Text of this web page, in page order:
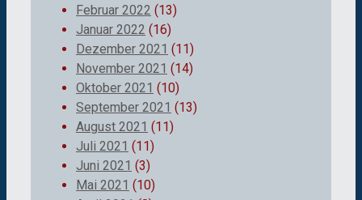
Februar 2022 (13)
Januar 2022 (16)
Dezember 2021 (11)
November 2021 (14)
Oktober 2021 (10)
September 2021 (13)
August 2021 (11)
Juli 2021 (11)
Juni 2021 (3)
Mai 2021 (10)